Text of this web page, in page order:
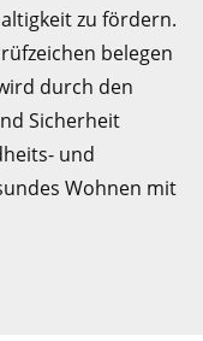
zu fördern.
belegen
durch den
Sicherheit
und
Wohnen mit